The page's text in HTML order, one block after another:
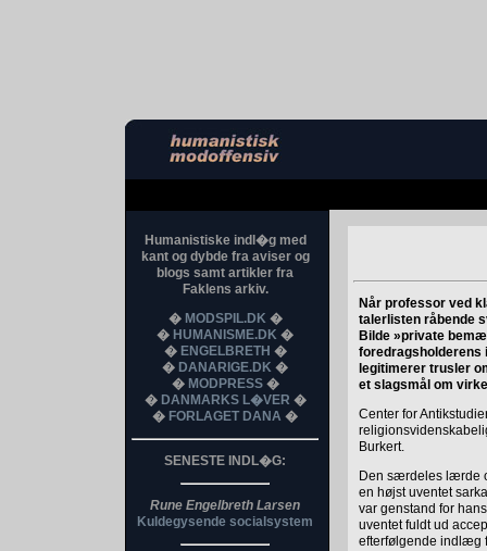
Humanistiske indl�g med
kant og dybde fra aviser og
blogs samt artikler fra
Faklens arkiv.
� MODSPIL.DK �
� HUMANISME.DK �
� ENGELBRETH �
� DANARIGE.DK �
� MODPRESS�
� DANMARKS L�VER �
� FORLAGET DANA �
SENESTE INDL�G:
Rune Engelbreth Larsen
Kuldegysende socialsystem
Når professor ved
talerlisten råbende
Bilde »private
foredragsholderens
legitimerer trusler
et slagsmål om
Center for
Burkert.
Den særdeles lærde
en højst uventet
var genstand for
uventet fuldt ud
efterfølgende indlæg